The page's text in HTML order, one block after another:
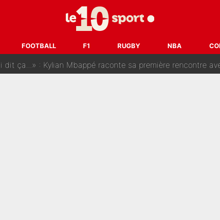
FOOTBALL F1 RUGBY NBA
les inséparables Kylian Mbappé et Achraf Hakimi
ses vacances, la star du XV de France a perdu sa
ça...» : Kylian Mbappé raconte sa première rencontre avec